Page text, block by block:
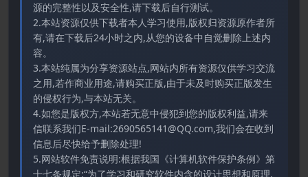
源的完整性以及安全性,请下载后自行测试。
2.本站资源仅供下载者本人学习使用,版权归资源原作者所
有,请在下载后24小时之内,从您的设备中自觉删除上述内
容。
3.本站纯属为分享资源站点,网站内所有资源仅供学习交流
之用,若作商业用途,请购买正版,由于未及时购买正版发生
的侵权行为,与本站无关。
4.如您是版权方,本站若无意中侵犯到您的版权利益,请来
信联系我们E-mail:2690565141@QQ.com,我们会在收到
信息后尽快给予删除处理!
5.网站软件免责说明:根据我国《计算机软件保护条例》第
十七条规定:“为了学习和研究软件内含的设计思想和原理,